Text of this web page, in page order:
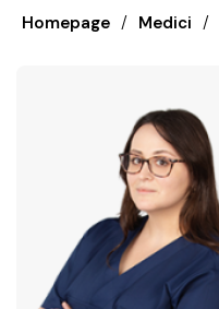
Homepage / Medici /